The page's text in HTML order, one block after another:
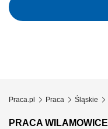
Praca.pl Praca Śląskie
PRACA WILAMOWICE